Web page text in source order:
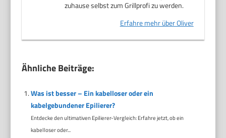
zuhause selbst zum Grillprofi zu werden.
Erfahre mehr über Oliver
Ähnliche Beiträge:
Was ist besser – Ein kabelloser oder ein
kabelgebundener Epilierer?
Entdecke den ultimativen Epilierer-Vergleich: Erfahre jetzt, ob ein
kabelloser oder...